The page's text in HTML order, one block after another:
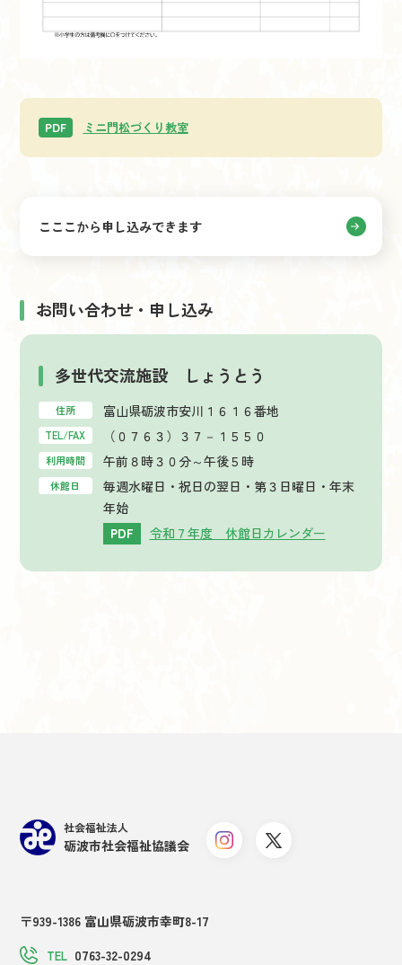
PDF ミニ門松づくり教室
こここから申し込みできます
お問い合わせ・申し込み
多世代交流施設 しょうとう
住所 富山県砺波市安川１６１６番地
TEL/FAX （０７６３）３７－１５５０
利用時間 午前８時３０分～午後５時
休館日
毎週水曜日・祝日の翌日・第３日曜日・年末
年始
PDF 令和７年度 休館日カレンダー
社会福祉法人
砺波市社会福祉協議会
〒939-1386 富山県砺波市幸町8-17
TEL 0763-32-0294